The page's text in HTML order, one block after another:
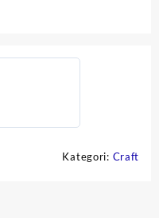
Kategori: Craft